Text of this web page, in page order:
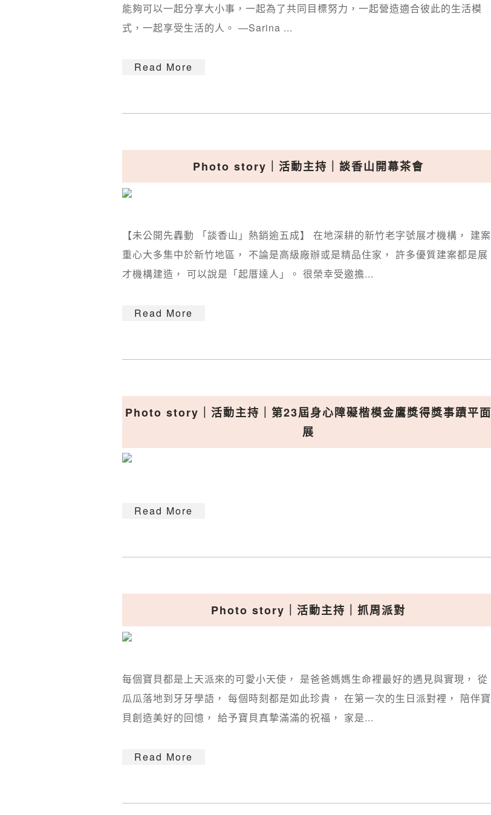
能夠可以一起分享大小事，一起為了共同目標努力，一起營造適合彼此的生活模
式，一起享受生活的人。 —Sarina ...
Read More
Photo story｜活動主持｜談香山開幕茶會
【未公開先轟動 「談香山」熱銷逾五成】 在地深耕的新竹老字號展才機構， 建案
重心大多集中於新竹地區， 不論是高級廠辦或是精品住家， 許多優質建案都是展
才機構建造， 可以說是「起厝達人」。 很榮幸受邀擔...
Read More
Photo story｜活動主持｜第23屆身心障礙楷模金鷹獎得獎事蹟平面
展
Read More
Photo story｜活動主持｜抓周派對
每個寶貝都是上天派來的可愛小天使， 是爸爸媽媽生命裡最好的遇見與實現， 從
瓜瓜落地到牙牙學語， 每個時刻都是如此珍貴， 在第一次的生日派對裡， 陪伴寶
貝創造美好的回憶， 給予寶貝真摯滿滿的祝福， 家是...
Read More